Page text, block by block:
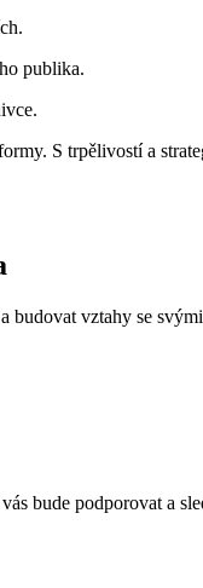
publika.
S trpělivostí a
budovat vztahy se
bude podporovat a